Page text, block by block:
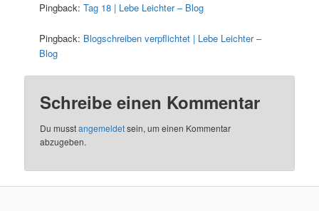
Pingback:Tag 18 | Lebe Leichter – Blog
Pingback: Blogschreiben verpflichtet | Lebe Leichter –
Blog
Schreibe einen Kommentar
Du musstangemeldetsein, um einen Kommentar
abzugeben.